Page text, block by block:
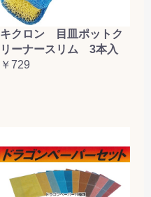
キクロン 目皿ポットク
リーナースリム 3本入
￥729